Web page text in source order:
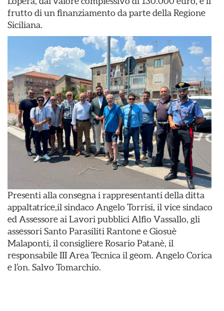
frutto di un finanziamento da parte della Regione
Siciliana.
Presenti alla consegna i rappresentanti della ditta
appaltatrice,il sindaco Angelo Torrisi, il vice sindaco
ed Assessore ai Lavori pubblici Alfio Vassallo, gli
assessori Santo Parasiliti Rantone e Giosuè
Malaponti, il consigliere Rosario Patanè, il
responsabile III Area Tecnica il geom. Angelo Corica
e l’on. Salvo Tomarchio.